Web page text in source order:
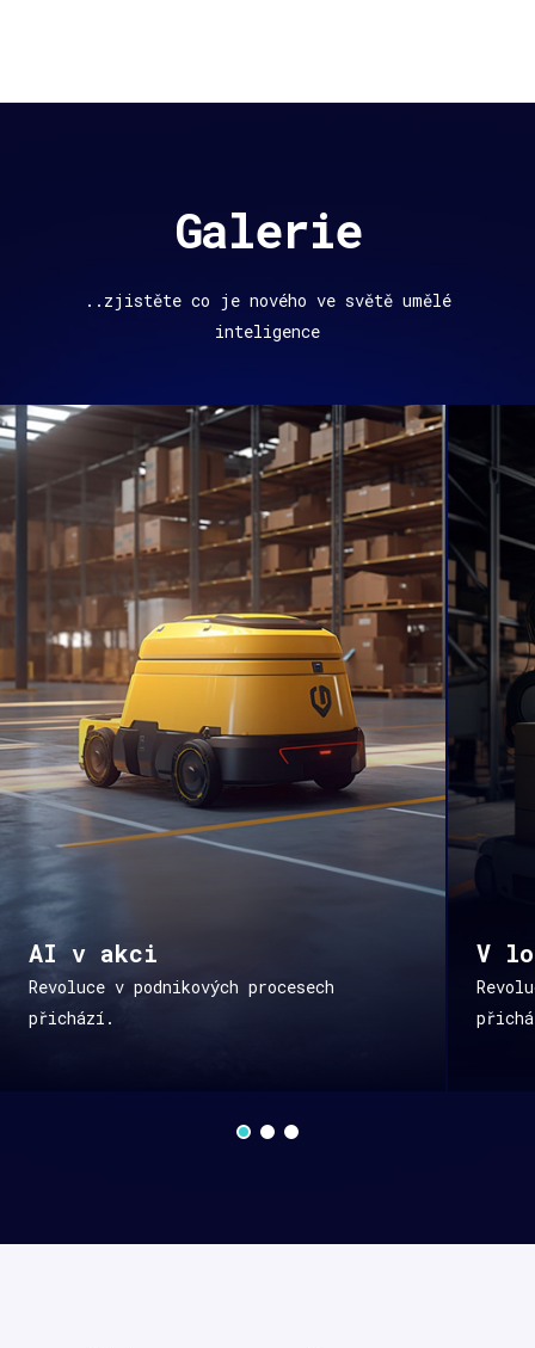
Galerie
..zjistěte co je nového ve světě umělé
inteligence
AI v akci
Revoluce v podnikových procesech
přichází.
V